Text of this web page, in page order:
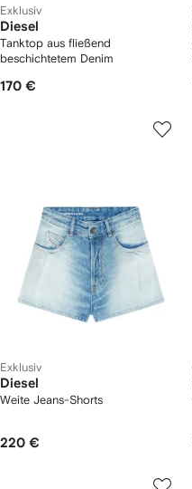
Exklusiv
Diesel
Tanktop aus fließend
beschichtetem Denim
170 €
Exklusiv
Diesel
Weite Jeans-Shorts
220 €